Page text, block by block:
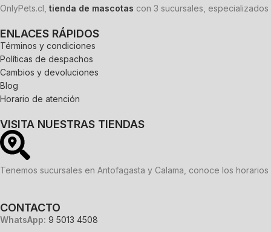
OnlyPets.cl, tienda de mascotas con 3 sucursales,
ENLACES RÁPIDOS
Términos y condiciones
Políticas de despachos
Cambios y devoluciones
Blog
Horario de atención
VISITA NUESTRAS TIENDAS
Tenemos sucursales en Antofagasta y Calama, conoce los
CONTACTO
WhatsApp: 9 5013 4508